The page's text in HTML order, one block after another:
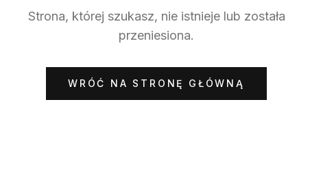
Strona, której szukasz, nie istnieje lub została
przeniesiona.
WRÓĆ NA STRONĘ GŁÓWNĄ